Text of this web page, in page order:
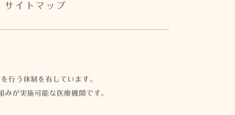
サイトマップ
行う体制を有しています。
が実施可能な医療機関です。